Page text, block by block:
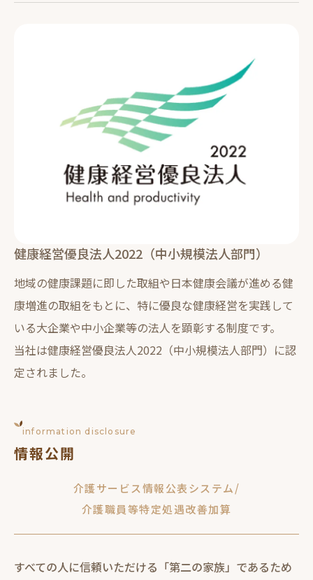
健康経営優良法人2022（中小規模法人部門）
地域の健康課題に即した取組や日本健康会議が進める健
康増進の取組をもとに、特に優良な健康経営を実践して
いる大企業や中小企業等の法人を顕彰する制度です。
当社は健康経営優良法人2022（中小規模法人部門）に認
定されました。
information disclosure
情報公開
介護サービス情報公表システム/
介護職員等特定処遇改善加算
すべての人に信頼いただける「第二の家族」であるため